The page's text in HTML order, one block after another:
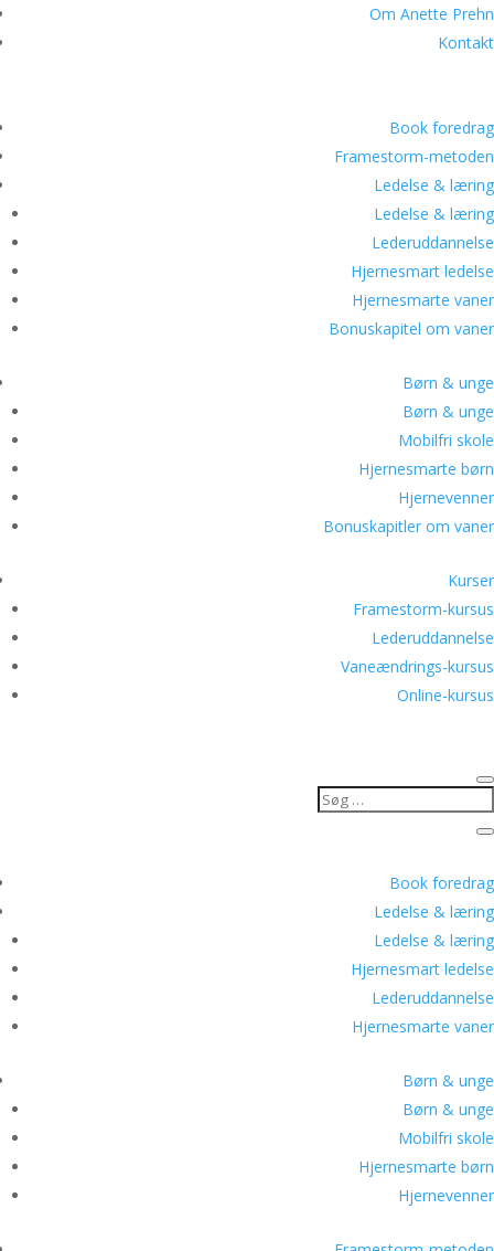
Om Anette Prehn
Kontakt
Book foredrag
Framestorm-metoden
Ledelse & læring
Ledelse & læring
Lederuddannelse
Hjernesmart ledelse
Hjernesmarte vaner
Bonuskapitel om vaner
Børn & unge
Børn & unge
Mobilfri skole
Hjernesmarte børn
Hjernevenner
Bonuskapitler om vaner
Kurser
Framestorm-kursus
Lederuddannelse
Vaneændrings-kursus
Online-kursus
Book foredrag
Ledelse & læring
Ledelse & læring
Hjernesmart ledelse
Lederuddannelse
Hjernesmarte vaner
Børn & unge
Børn & unge
Mobilfri skole
Hjernesmarte børn
Hjernevenner